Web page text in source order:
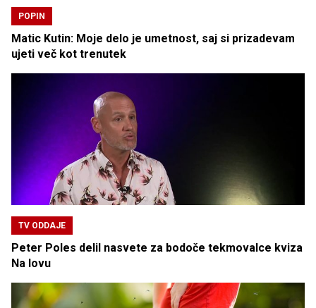
POPIN
Matic Kutin: Moje delo je umetnost, saj si prizadevam
ujeti več kot trenutek
TV ODDAJE
Peter Poles delil nasvete za bodoče tekmovalce kviza
Na lovu